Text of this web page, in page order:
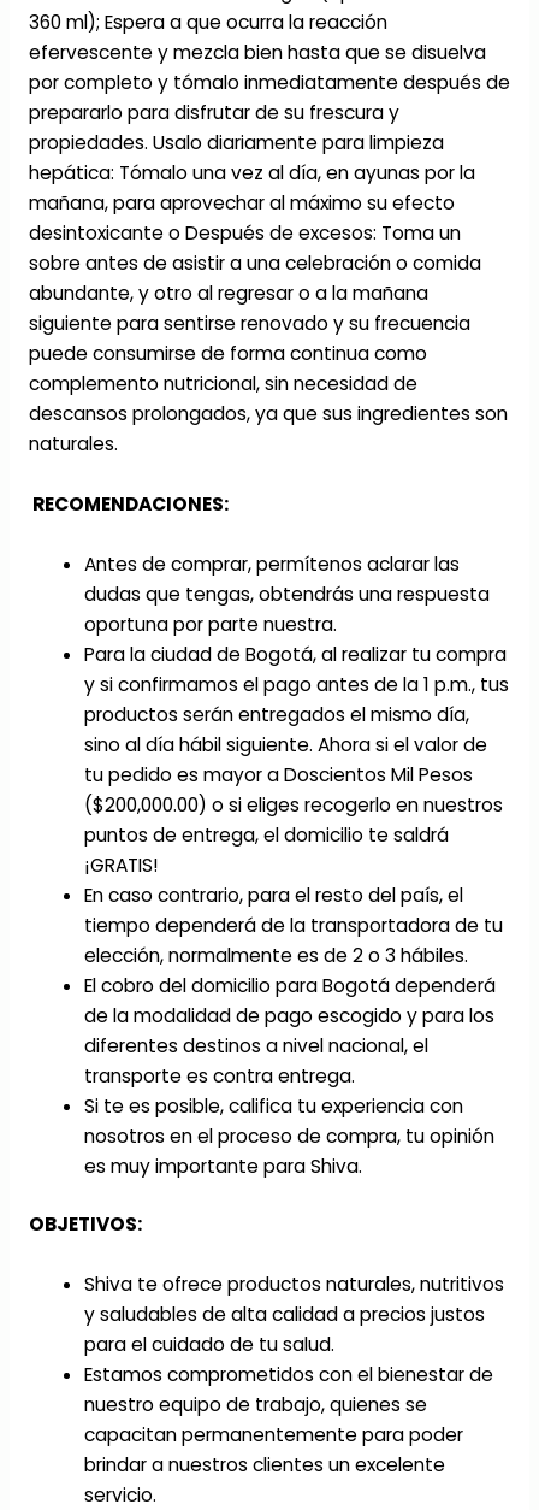
360 ml); Espera a que ocurra la reacción
efervescente y mezcla bien hasta que se disuelva
por completo y tómalo inmediatamente después de
prepararlo para disfrutar de su frescura y
propiedades. Usalo diariamente para limpieza
hepática: Tómalo una vez al día, en ayunas por la
mañana, para aprovechar al máximo su efecto
desintoxicante o Después de excesos: Toma un
sobre antes de asistir a una celebración o comida
abundante, y otro al regresar o a la mañana
siguiente para sentirse renovado y su frecuencia
puede consumirse de forma continua como
complemento nutricional, sin necesidad de
descansos prolongados, ya que sus ingredientes son
naturales.
RECOMENDACIONES:
Antes de comprar, permítenos aclarar las
dudas que tengas, obtendrás una respuesta
oportuna por parte nuestra.
Para la ciudad de Bogotá, al realizar tu compra
y si confirmamos el pago antes de la 1 p.m., tus
productos serán entregados el mismo día,
sino al día hábil siguiente. Ahora si el valor de
tu pedido es mayor a Doscientos Mil Pesos
($200,000.00) o si eliges recogerlo en nuestros
puntos de entrega, el domicilio te saldrá
¡GRATIS!
En caso contrario, para el resto del país, el
tiempo dependerá de la transportadora de tu
elección, normalmente es de 2 o 3 hábiles.
El cobro del domicilio para Bogotá dependerá
de la modalidad de pago escogido y para los
diferentes destinos a nivel nacional, el
transporte es contra entrega.
Si te es posible, califica tu experiencia con
nosotros en el proceso de compra, tu opinión
es muy importante para Shiva.
OBJETIVOS:
Shiva te ofrece productos naturales, nutritivos
y saludables de alta calidad a precios justos
para el cuidado de tu salud.
Estamos comprometidos con el bienestar de
nuestro equipo de trabajo, quienes se
capacitan permanentemente para poder
brindar a nuestros clientes un excelente
servicio.